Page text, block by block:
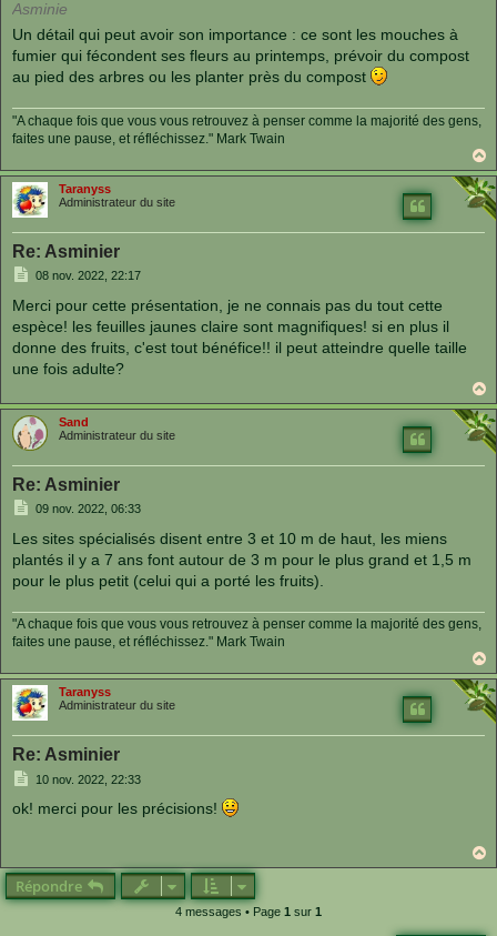
Asminie
Un détail qui peut avoir son importance : ce sont les mouches à
fumier qui fécondent ses fleurs au printemps, prévoir du compost
au pied des arbres ou les planter près du compost
"A chaque fois que vous vous retrouvez à penser comme la majorité des gens,
faites une pause, et réfléchissez." Mark Twain
a
u
t
Taranyss
Administrateur du site
Re: Asminier
M
s
a
g
e
08 nov. 2022, 22:17
Merci pour cette présentation, je ne connais pas du tout cette
espèce! les feuilles jaunes claire sont magnifiques! si en plus il
donne des fruits, c'est tout bénéfice!! il peut atteindre quelle taille
une fois adulte?
a
u
t
Sand
Administrateur du site
Re: Asminier
M
s
a
e
09 nov. 2022, 06:33
Les sites spécialisés disent entre 3 et 10 m de haut, les miens
plantés il y a 7 ans font autour de 3 m pour le plus grand et 1,5 m
pour le plus petit (celui qui a porté les fruits).
"A chaque fois que vous vous retrouvez à penser comme la majorité des gens,
faites une pause, et réfléchissez." Mark Twain
a
u
t
Taranyss
Administrateur du site
Re: Asminier
M
s
s
10 nov. 2022, 22:33
ok! merci pour les précisions!
a
Répondre
4 messages • Page 1 sur 1